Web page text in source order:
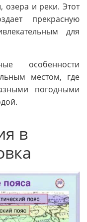
озера и реки. Этот
прекрасную
для
особенности
местом, где
погодными
в